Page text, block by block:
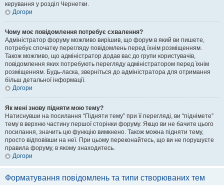
керування у розділ Чернетки.
Догори
Чому моє повідомлення потребує схвалення?
Адміністратор форуму можливо вирішив, що форум в який ви пишете,
потребує спочатку перегляду повідомлень перед їхнім розміщенням.
Також можливо, що адміністратор додав вас до групи користувачів,
повідомлення яких потребують перегляду адміністратором перед їхнім
розміщенням. Будь-ласка, зверніться до адміністратора для отримання
більш детальної інформації.
Догори
Як мені знову підняти мою тему?
Натиснувши на посилання “Підняти тему” при її перегляді, ви “піднімете”
тему в верхню частину першої сторінки форуму. Якщо ви не бачите цього
посилання, значить цю функцію вимкнено. Також можна підняти тему,
просто відповівши на неї. При цьому переконайтесь, що ви не порушуєте
правила форуму, в якому знаходитесь.
Догори
Форматування повідомлень та типи створюваних тем